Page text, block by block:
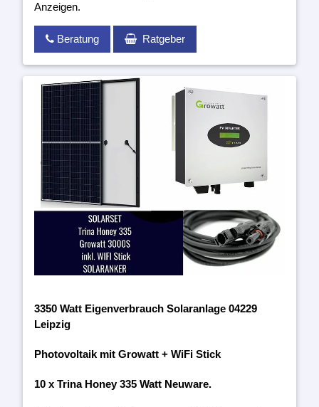
Anzeigen.
Beratung Ratgeber
3350 Watt Eigenverbrauch Solaranlage 04229
Leipzig
Photovoltaik mit Growatt + WiFi Stick
10 x Trina Honey 335 Watt Neuware.